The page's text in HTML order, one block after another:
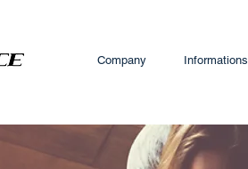
Company Informations